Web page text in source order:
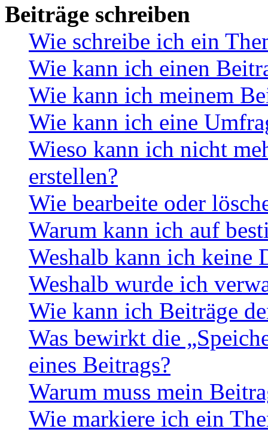
Beiträge schreiben
Wie schreibe ich ein
Wie kann ich einen
Wie kann ich meinem
Wie kann ich eine
Wieso kann ich nicht
erstellen?
Wie bearbeite oder
Warum kann ich auf
Weshalb kann ich keine
Weshalb wurde ich
Wie kann ich Beiträge
Was bewirkt die
eines Beitrags?
Warum muss mein
Wie markiere ich ein